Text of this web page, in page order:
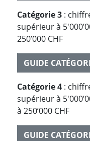
Catégorie 3 :
supérieur à
250’000 CHF
GUIDE
Catégorie 4 :
supérieur à
à 250’000 CHF
GUIDE